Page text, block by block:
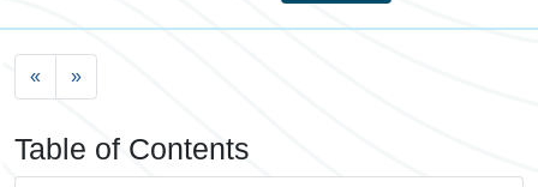
« »
Table of Contents